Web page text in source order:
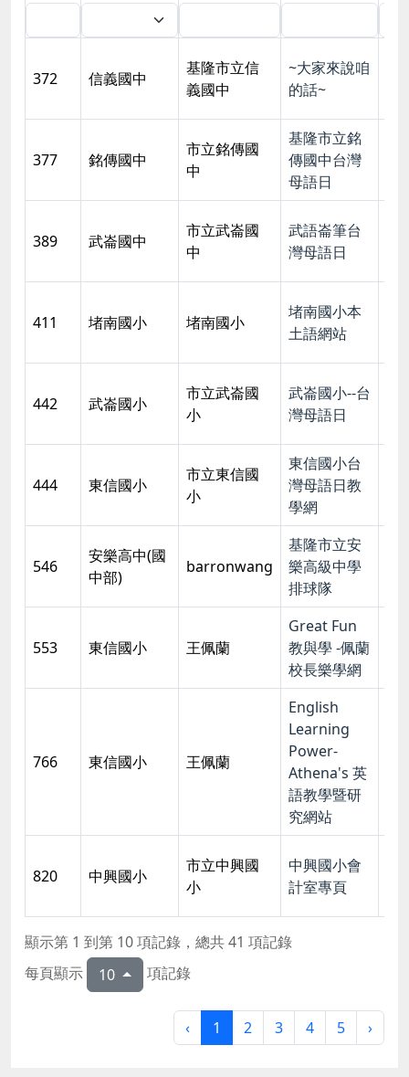
372 信義國中
基隆市立信
義國中
~大家來說咱
的話~
377 銘傳國中
市立銘傳國
中
基隆市立銘
傳國中台灣
母語日
389 武崙國中
市立武崙國
中
武語崙筆台
灣母語日
411 堵南國小 堵南國小
堵南國小本
土語網站
442 武崙國小
市立武崙國
小
武崙國小--台
灣母語日
444 東信國小
市立東信國
小
東信國小台
灣母語日教
學網
546
安樂高中(國
中部)
barronwang
基隆市立安
樂高級中學
排球隊
553 東信國小 王佩蘭
Great Fun
教與學 -佩蘭
校長樂學網
766 東信國小 王佩蘭
English
Learning
Power-
Athena's 英
語教學暨研
究網站
820 中興國小
市立中興國
小
中興國小會
計室專頁
顯示第 1 到第 10 項記錄，總共 41 項記錄
每頁顯示
10 項記錄
‹ 1 2 3 4 5 ›